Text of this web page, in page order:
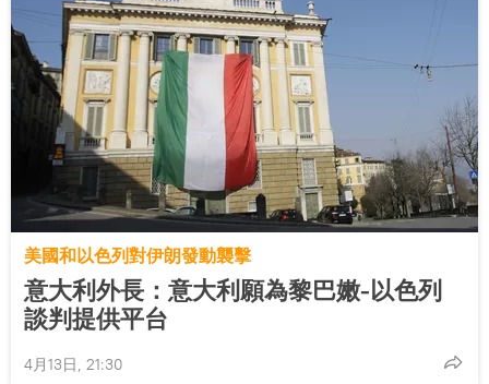
美國和以色列對伊朗發動襲擊
意大利外長：意大利願為黎巴嫩-以色列
談判提供平台
4月13日, 21:30